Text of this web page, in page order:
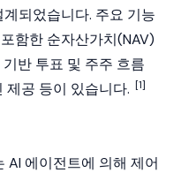
되었습니다. 주요 기능
함한 순자산가치(NAV)
반 투표 및 주주 흐름
제공 등이 있습니다. [1]
AI 에이전트에 의해 제어